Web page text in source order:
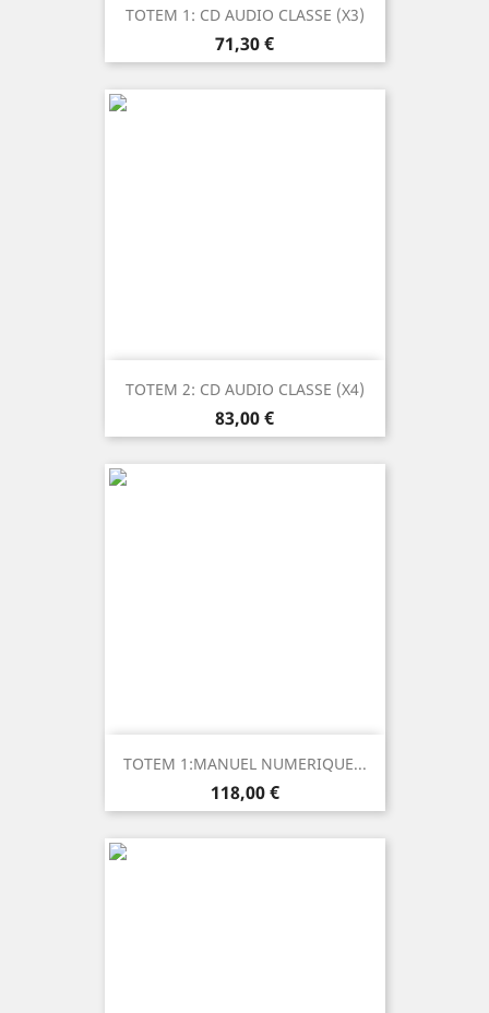
TOTEM 1: CD AUDIO CLASSE (X3)
Prezzo
71,30 €
TOTEM 2: CD AUDIO CLASSE (X4)
Prezzo
83,00 €
TOTEM 1:MANUEL NUMERIQUE...
Prezzo
118,00 €